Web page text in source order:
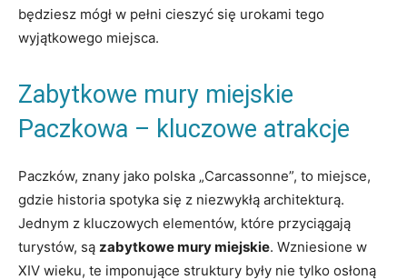
będziesz ‍mógł ‍w pełni ‌cieszyć się urokami‌ tego
⁤wyjątkowego miejsca.
Zabytkowe mury miejskie⁢
Paczkowa – kluczowe atrakcje
Paczków, znany jako polska „Carcassonne”, to miejsce,
gdzie historia spotyka się‍ z ⁤niezwykłą architekturą.
Jednym z ​kluczowych elementów, które przyciągają
‍turystów, są zabytkowe ‌mury miejskie. Wzniesione w
XIV‍ wieku, te imponujące struktury były nie tylko⁤ osłoną